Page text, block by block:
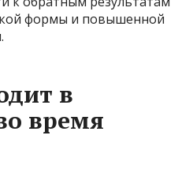
формы и повышенной
в
время